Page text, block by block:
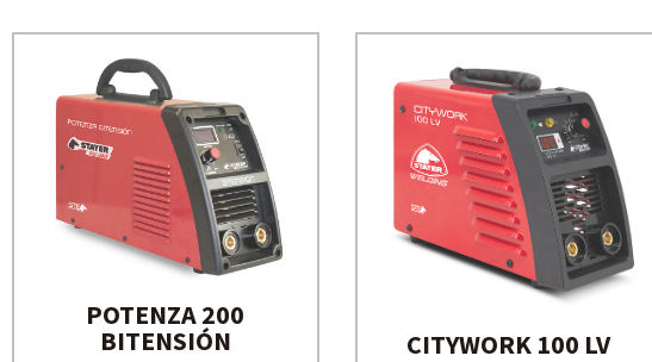
POTENZA 200
BITENSIÓN CITYWORK 100 LV